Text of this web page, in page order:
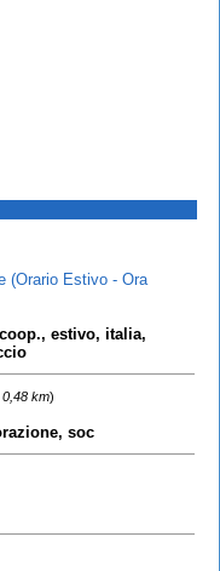
(Orario Estivo - Ora
estivo, italia,
km)
soc